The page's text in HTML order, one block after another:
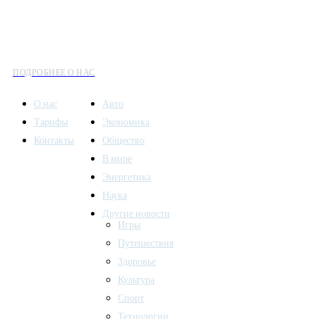
ПОДРОБНЕЕ О НАС
О нас
Тарифы
Контакты
Авто
Экономика
Общество
В мире
Энергетика
Наука
Другие новости
Игры
Путешествия
Здоровье
Культура
Спорт
Технологии